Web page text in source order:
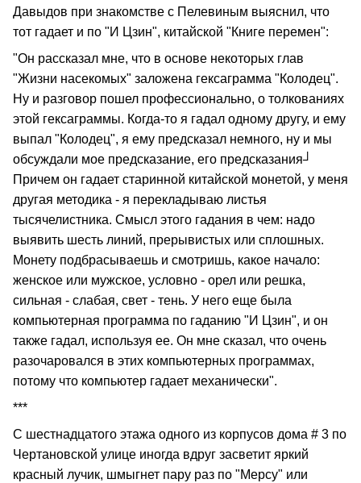
Давыдов при знакомстве с Пелевиным выяснил, что
тот гадает и по "И Цзин", китайской "Книге перемен":
"Он рассказал мне, что в основе некоторых глав
"Жизни насекомых" заложена гексаграмма "Колодец".
Ну и разговор пошел профессионально, о толкованиях
этой гексаграммы. Когда-то я гадал одному другу, и ему
выпал "Колодец", я ему предсказал немного, ну и мы
обсуждали мое предсказание, его предсказания┘
Причем он гадает старинной китайской монетой, у меня
другая методика - я перекладываю листья
тысячелистника. Смысл этого гадания в чем: надо
выявить шесть линий, прерывистых или сплошных.
Монету подбрасываешь и смотришь, какое начало:
женское или мужское, условно - орел или решка,
сильная - слабая, свет - тень. У него еще была
компьютерная программа по гаданию "И Цзин", и он
также гадал, используя ее. Он мне сказал, что очень
разочаровался в этих компьютерных программах,
потому что компьютер гадает механически".
***
С шестнадцатого этажа одного из корпусов дома # 3 по
Чертановской улице иногда вдруг засветит яркий
красный лучик, шмыгнет пару раз по "Мерсу" или